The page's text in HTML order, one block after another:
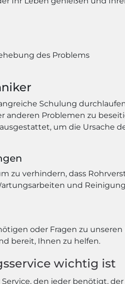
des Problems
Schulung
anderen Problemen zu
um die Ursache
zu verhindern, dass
und
oder Fragen zu
bereit, Ihnen zu helfen.
wichtig ist
den jeder benötigt,